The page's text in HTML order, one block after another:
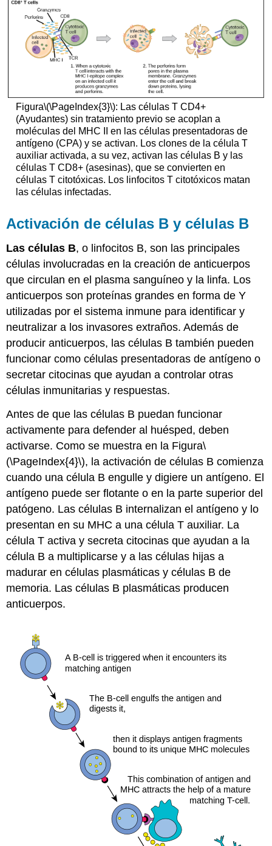
Figura\(\PageIndex{3}\): Las células T CD4+
(Ayudantes) sin tratamiento previo se acoplan a
moléculas del MHC II en las células presentadoras de
antígeno (CPA) y se activan. Los clones de la célula T
auxiliar activada, a su vez, activan las células B y las
células T CD8+ (asesinas), que se convierten en
células T citotóxicas. Los linfocitos T citotóxicos matan
las células infectadas.
Activación de células B y células B
Las células B, o linfocitos B, son las principales
células involucradas en la creación de anticuerpos
que circulan en el plasma sanguíneo y la linfa. Los
anticuerpos son proteínas grandes en forma de Y
utilizadas por el sistema inmune para identificar y
neutralizar a los invasores extraños. Además de
producir anticuerpos, las células B también pueden
funcionar como células presentadoras de antígeno o
secretar citocinas que ayudan a controlar otras
células inmunitarias y respuestas.
Antes de que las células B puedan funcionar
activamente para defender al huésped, deben
activarse. Como se muestra en la Figura\
(\PageIndex{4}\), la activación de células B comienza
cuando una célula B engulle y digiere un antígeno. El
antígeno puede ser flotante o en la parte superior del
patógeno. Las células B internalizan el antígeno y lo
presentan en su MHC a una célula T auxiliar. La
célula T activa y secreta citocinas que ayudan a la
célula B a multiplicarse y a las células hijas a
madurar en células plasmáticas y células B de
memoria. Las células B plasmáticas producen
anticuerpos.